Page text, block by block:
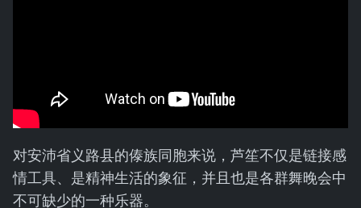
对安沛省义路县的傣族同胞来说，芦笙不仅是链接感
情工具、是精神生活的象征，并且也是各群舞晚会中
不可缺少的一种乐器。